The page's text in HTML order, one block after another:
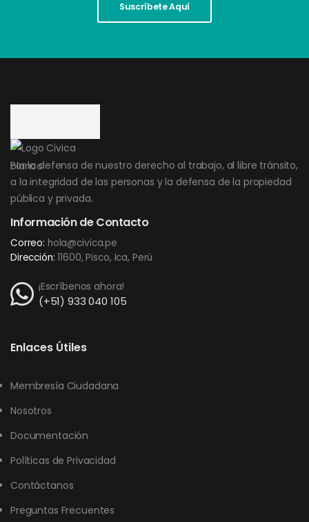
Suscríbete Aquí
Por la defensa de nuestro derecho al trabajo, al libre tránsito,
a la integridad de las personas y la defensa de la propiedad
pública y privada.
Información de Contacto
Correo: hola@civica.pe
Dirección: 11600, Pisco, Ica, Perú
¡Escríbenos ahora!
(+51) 933 040 105
Enlaces Útiles
Membresía Ciudadana
Nosotros
Documentación
Políticas de Privacidad
Contáctanos
Preguntas Frecuentes